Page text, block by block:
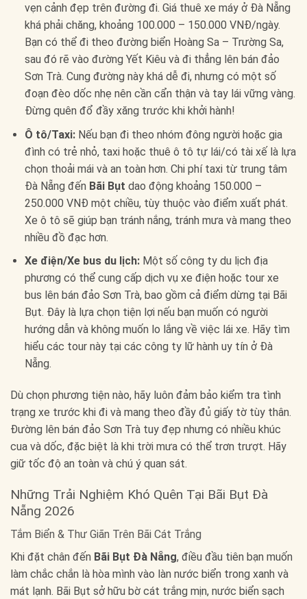
vẹn cảnh đẹp trên đường đi. Giá thuê xe máy ở Đà Nẵng
khá phải chăng, khoảng 100.000 – 150.000 VNĐ/ngày.
Bạn có thể đi theo đường biển Hoàng Sa – Trường Sa,
sau đó rẽ vào đường Yết Kiêu và đi thẳng lên bán đảo
Sơn Trà. Cung đường này khá dễ đi, nhưng có một số
đoạn đèo dốc nhẹ nên cần cẩn thận và tay lái vững vàng.
Đừng quên đổ đầy xăng trước khi khởi hành!
Ô tô/Taxi:Nếu bạn đi theo nhóm đông người hoặc gia
đình có trẻ nhỏ, taxi hoặc thuê ô tô tự lái/có tài xế là lựa
chọn thoải mái và an toàn hơn. Chi phí taxi từ trung tâm
Đà Nẵng đến Bãi Bụt dao động khoảng 150.000 –
250.000 VNĐ một chiều, tùy thuộc vào điểm xuất phát.
Xe ô tô sẽ giúp bạn tránh nắng, tránh mưa và mang theo
nhiều đồ đạc hơn.
Xe điện/Xe bus du lịch:Một số công ty du lịch địa
phương có thể cung cấp dịch vụ xe điện hoặc tour xe
bus lên bán đảo Sơn Trà, bao gồm cả điểm dừng tại Bãi
Bụt. Đây là lựa chọn tiện lợi nếu bạn muốn có người
hướng dẫn và không muốn lo lắng về việc lái xe. Hãy tìm
hiểu các tour này tại các công ty lữ hành uy tín ở Đà
Nẵng.
Dù chọn phương tiện nào, hãy luôn đảm bảo kiểm tra tình
trạng xe trước khi đi và mang theo đầy đủ giấy tờ tùy thân.
Đường lên bán đảo Sơn Trà tuy đẹp nhưng có nhiều khúc
cua và dốc, đặc biệt là khi trời mưa có thể trơn trượt. Hãy
giữ tốc độ an toàn và chú ý quan sát.
Những Trải Nghiệm Khó Quên Tại Bãi Bụt Đà
Nẵng 2026
Tắm Biển & Thư Giãn Trên Bãi Cát Trắng
Khi đặt chân đến Bãi Bụt Đà Nẵng, điều đầu tiên bạn muốn
làm chắc chắn là hòa mình vào làn nước biển trong xanh và
mát lạnh. Bãi Bụt sở hữu bờ cát trắng mịn, nước biển sạch